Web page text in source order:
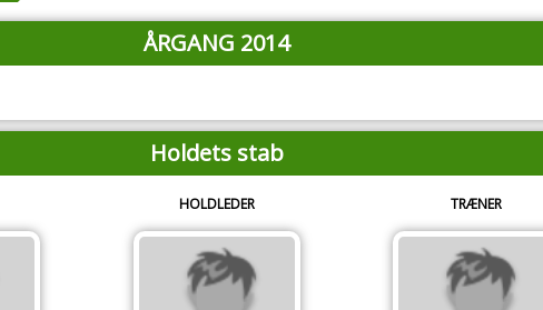
ÅRGANG 2014
Holdets stab
HOLDLEDER TRÆNER